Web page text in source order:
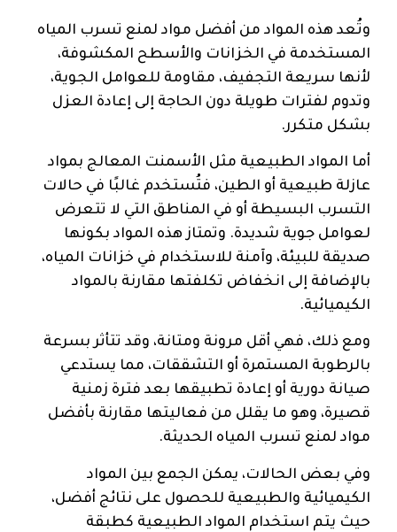
وتُعد هذه المواد من أفضل مواد لمنع تسرب المياه
المستخدمة في الخزانات والأسطح المكشوفة،
لأنها سريعة التجفيف، مقاومة للعوامل الجوية،
وتدوم لفترات طويلة دون الحاجة إلى إعادة العزل
بشكل متكرر.
أما المواد الطبيعية مثل الأسمنت المعالج بمواد
عازلة طبيعية أو الطين، فتُستخدم غالبًا في حالات
التسرب البسيطة أو في المناطق التي لا تتعرض
لعوامل جوية شديدة. وتمتاز هذه المواد بكونها
صديقة للبيئة، وآمنة للاستخدام في خزانات المياه،
بالإضافة إلى انخفاض تكلفتها مقارنة بالمواد
الكيميائية.
ومع ذلك، فهي أقل مرونة ومتانة، وقد تتأثر بسرعة
بالرطوبة المستمرة أو التشققات، مما يستدعي
صيانة دورية أو إعادة تطبيقها بعد فترة زمنية
قصيرة، وهو ما يقلل من فعاليتها مقارنة بأفضل
مواد لمنع تسرب المياه الحديثة.
وفي بعض الحالات، يمكن الجمع بين المواد
الكيميائية والطبيعية للحصول على نتائج أفضل،
حيث يتم استخدام المواد الطبيعية كطبقة